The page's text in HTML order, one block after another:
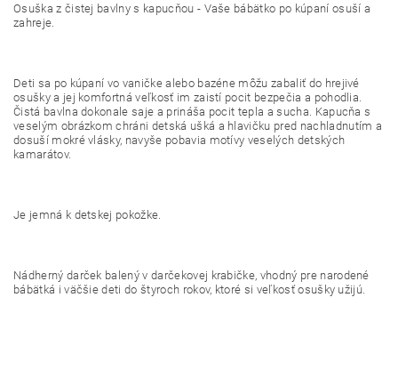
Osuška z čistej bavlny s kapucňou - Vaše bábätko po kúpaní osuší a
zahreje.
Deti sa po kúpaní vo vaničke alebo bazéne môžu zabaliť do hrejivé
osušky a jej komfortná veľkosť im zaistí pocit bezpečia a pohodlia.
Čistá bavlna dokonale saje a prináša pocit tepla a sucha. Kapucňa s
veselým obrázkom chráni detská ušká a hlavičku pred nachladnutím a
dosuší mokré vlásky, navyše pobavia motívy veselých detských
kamarátov.
Je jemná k detskej pokožke.
Nádherný darček balený v darčekovej krabičke, vhodný pre narodené
bábätká i väčšie deti do štyroch rokov, ktoré si veľkosť osušky užijú.